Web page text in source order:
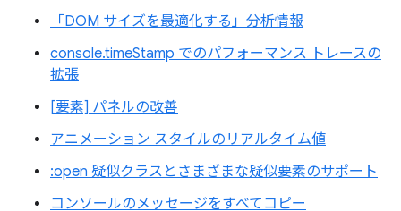
「DOM サイズを最適化する」分析情報
console.timeStamp でのパフォーマンス トレースの
拡張
[要素] パネルの改善
アニメーション スタイルのリアルタイム値
:open 疑似クラスとさまざまな疑似要素のサポート
コンソールのメッセージをすべてコピー